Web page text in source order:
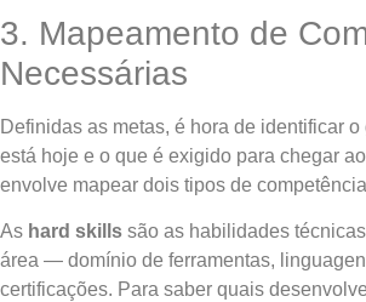
3. Mapeamento de
Necessárias
Definidas as metas, é hora de identificar
está hoje e o que é exigido para chegar
envolve mapear dois tipos de
As hard skills são as habilidades
área — domínio de ferramentas,
certificações. Para saber quais